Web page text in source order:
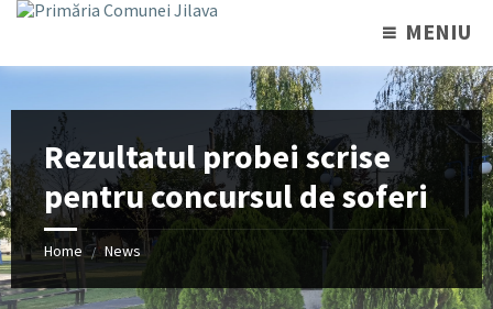
MENIU
Rezultatul probei scrise
pentru concursul de soferi
Home / News